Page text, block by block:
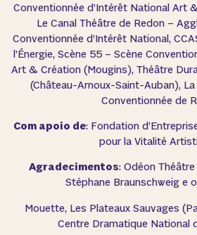
Conventionnée d’Intérêt National Art
Le Canal Théâtre de Redon –
Conventionnée d’Intérêt National,
l’Énergie, Scène 55 – Scène
Art & Création (Mougins), Théâtre
(Château-Arnoux-Saint-Auban),
Conventionnée de
Com apoio de: Fondation
pour la Vitalité
Agradecimentos: Odéon
Stéphane Braunschweig e
Mouette, Les Plateaux Sauvages
Centre Dramatique National